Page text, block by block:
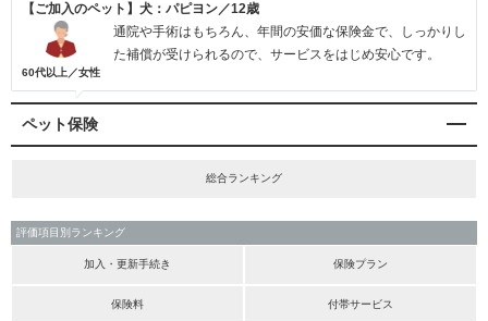
【ご加入のペット】犬：パピヨン／12歳
60代以上／女性
通院や手術はもちろん、年間の安価な保険金で、しっかりし
た補償が受けられるので、サービスをはじめ安心です。
ペット保険
総合ランキング
評価項目別ランキング
加入・更新手続き 保険プラン
保険料 付帯サービス